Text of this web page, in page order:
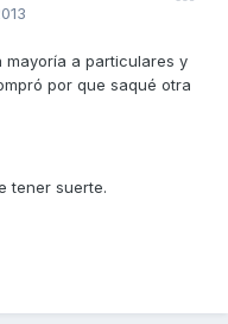
mayoría a particulares y
por que saqué otra
tener suerte.